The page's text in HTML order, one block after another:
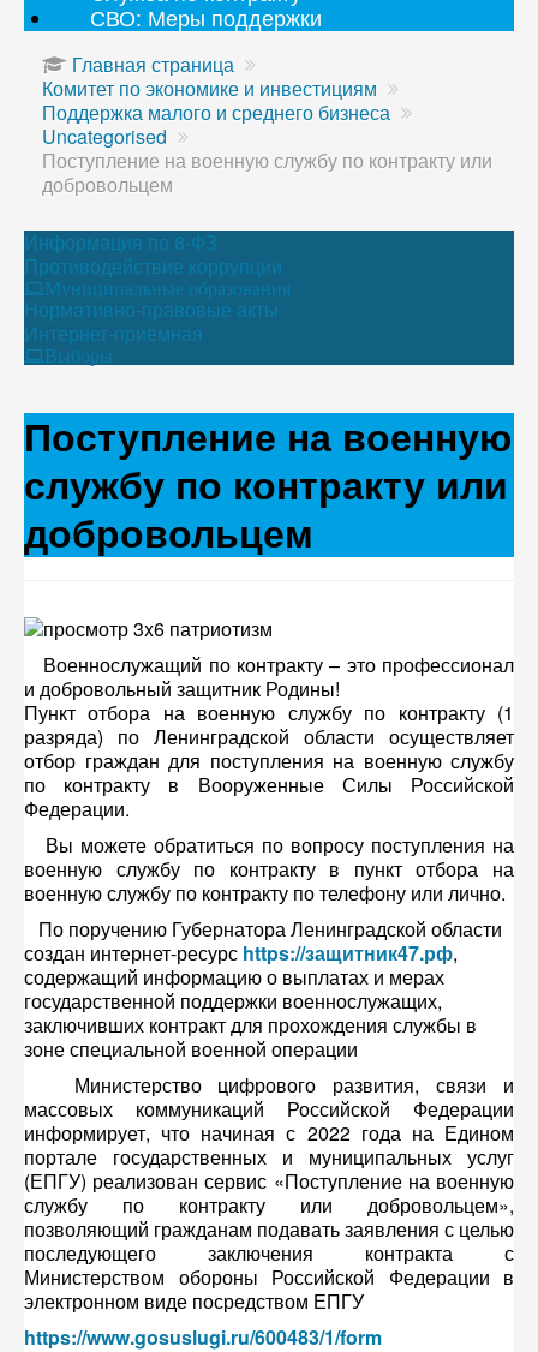
СВО: Меры поддержки
Главная страница
Комитет по экономике и инвестициям
Поддержка малого и среднего бизнеса
Uncategorised
Поступление на военную службу по контракту или
добровольцем
Информация по 8-ФЗ
Противодействие коррупции
Муниципальные образования
Нормативно-правовые акты
Интернет-приёмная
Выборы
Поступление на военную
службу по контракту или
добровольцем
Военнослужащий по контракту – это профессионал
и добровольный защитник Родины!
Пункт отбора на военную службу по контракту (1
разряда) по Ленинградской области осуществляет
отбор граждан для поступления на военную службу
по контракту в Вооруженные Силы Российской
Федерации.
Вы можете обратиться по вопросу поступления на
военную службу по контракту в пункт отбора на
военную службу по контракту по телефону или лично.
По поручению Губернатора Ленинградской области
создан интернет-ресурс https://защитник47.рф,
содержащий информацию о выплатах и мерах
государственной поддержки военнослужащих,
заключивших контракт для прохождения службы в
зоне специальной военной операции
Министерство цифрового развития, связи и
массовых коммуникаций Российской Федерации
информирует, что начиная с 2022 года на Едином
портале государственных и муниципальных услуг
(ЕПГУ) реализован сервис «Поступление на военную
службу по контракту или добровольцем»,
позволяющий гражданам подавать заявления с целью
последующего заключения контракта с
Министерством обороны Российской Федерации в
электронном виде посредством ЕПГУ
https://www.gosuslugi.ru/600483/1/form